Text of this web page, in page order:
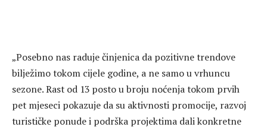
„Posebno nas raduje činjenica da pozitivne trendove
bilježimo tokom cijele godine, a ne samo u vrhuncu
sezone. Rast od 13 posto u broju noćenja tokom prvih
pet mjeseci pokazuje da su aktivnosti promocije, razvoj
turističke ponude i podrška projektima dali konkretne